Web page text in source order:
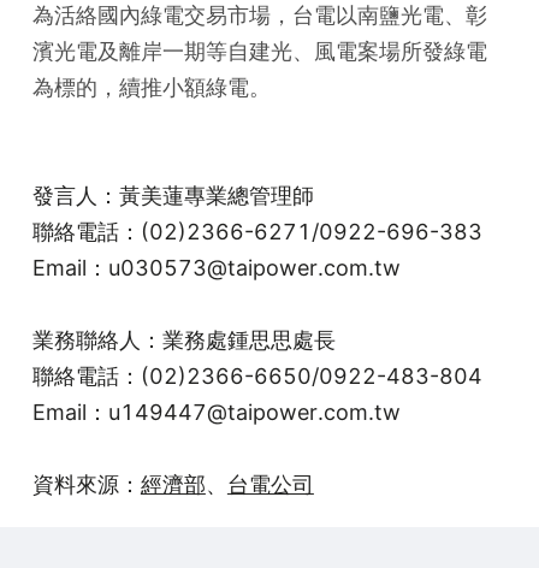
為活絡國內綠電交易市場，台電以南鹽光電、彰
濱光電及離岸一期等自建光、風電案場所發綠電
為標的，續推小額綠電。
發言人：黃美蓮專業總管理師
聯絡電話：(02)2366-6271/0922-696-383
Email：u030573@taipower.com.tw
業務聯絡人：業務處鍾思思處長
聯絡電話：(02)2366-6650/0922-483-804
Email：u149447@taipower.com.tw
資料來源： 經濟部、 台電公司